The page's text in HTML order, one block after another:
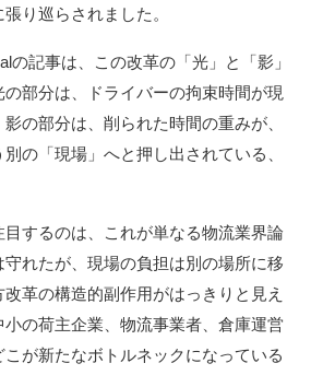
り巡らされました。
の記事は、この改革の「光」と「影」
部分は、ドライバーの拘束時間が現
の部分は、削られた時間の重みが、
の「現場」へと押し出されている、
するのは、これが単なる物流業界論
れたが、現場の負担は別の場所に移
革の構造的副作用がはっきりと見え
小の荷主企業、物流事業者、倉庫運営
が新たなボトルネックになっている